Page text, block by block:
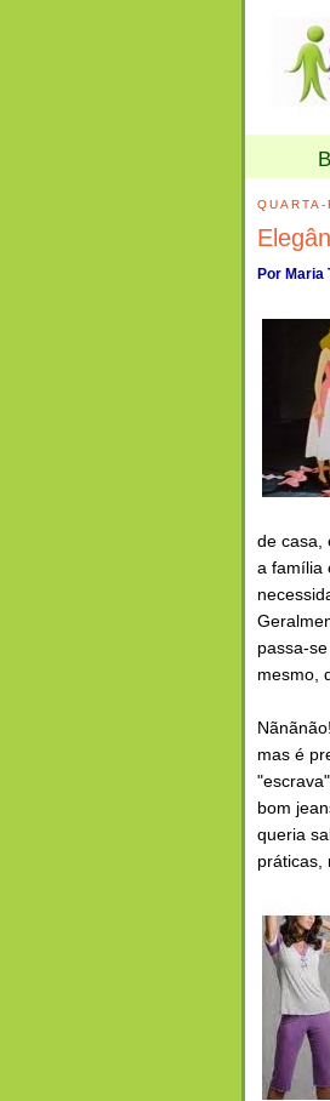
Por Maria
de casa,
a família
passa-
mesmo,
mas é
bom
queria
práticas,